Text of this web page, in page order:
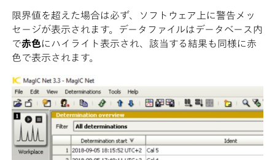
限界値を超えた場合は必ず、ソフトウェア上に警告メッ
セージが表示されます。データファイルはデータベース内
で赤色にハイライト表示され、該当する結果も同様に赤
色で表示されます。